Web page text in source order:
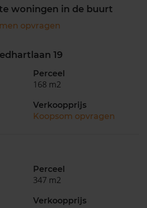
woningen in de buurt
opvragen
19
Perceel
168 m2
Verkoopprijs
Koopsom opvragen
Perceel
347 m2
Verkoopprijs